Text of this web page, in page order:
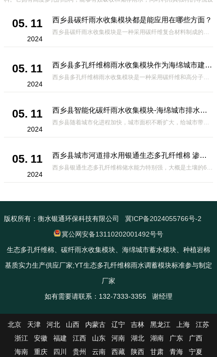
05. 11
2024
西乡县碳纤雨水收集模块都是能应用在哪些方面？
西乡县碳纤雨水收集模块是一种采用碳纤维复合材料制成的雨水收集装置，具有*、环保、可持续等诸多优点。这种模块的设计独特，结构轻巧且强度高，耐腐蚀，能够在各种环境条件下稳定运行。其广泛的应用领域不仅体现在城市规
05. 11
2024
西乡县多孔纤维棉雨水收集模块作为海绵城市建设中的一种创新材料
西乡县多孔纤维棉雨水收集模块是一种采用碳纤维和高分子材料复合而成的新型材料。它拥有高度多孔的结构，能够有效吸收和储存雨水，同时利用其独特的导流设计，将雨水迅速排出，有效防止城市内涝的发生。此外，该材料还具有
05. 11
2024
西乡县智能化碳纤雨水收集模块-海绵城市排水蓄水系统的优选项
西乡县随着城市化进程加快，城市面积不断扩大，给城市带来的问题也随之增加。其中之一就是水资源的短缺。雨水收集是一种解决城市水资源短缺的有效途径。在雨水收集技术中，智能化碳纤雨水收集模块的出现，为解决城市水资源
05. 11
2024
西乡县城市河道排水用银通生态多孔纤维棉 渗透性好重量轻
西乡县银通生态多孔纤维棉储水能力特别强，大概是土壤的6倍，所以在下暴雨或者是严重的雨雪天气时，能将降水量很好的吸收掉，到了天气晴朗之后又会将这些水分蒸发到空气中。这种材料在绿化环保上能起到很大的作用，能够大
版权所有：衡水银通环保科技有限公司
冀ICP备2024055766号-2
冀公网安备13110202001492号号
生态多孔纤维棉、碳纤雨水收集模块、海绵城市蓄水模块、种植岩棉
基质实力生产供应厂家;YT生态多孔纤维棉雨水调蓄模块标准参与制定
厂家
如有需要请联系：132-7333-3355 谢经理
北京 天津 河北 山西 内蒙古 辽宁 吉林 黑龙江 上海
江苏
浙江
安徽 福建 江西 山东 河南 湖北 湖南 广东
广西
海南
重庆 四川 贵州 云南 西藏 陕西 甘肃 青海 宁夏